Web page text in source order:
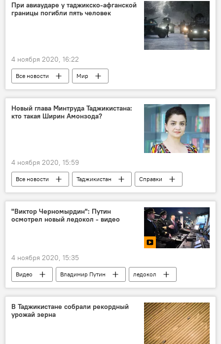
При авиаударе у таджикско-афганской
границы погибли пять человек
4 ноября 2020, 16:22
Все новости
Мир
Происшествия, ЧП, криминал
Афганистан
Афганистан и Таджикистан: новости на границе
Таджикистан
Новый глава Минтруда Таджикистана:
кто такая Ширин Амонзода?
4 ноября 2020, 15:59
Все новости Таджикистан
Справки
Общество
Минтруд Таджикистана
"Виктор Черномырдин": Путин
осмотрел новый ледокол - видео
4 ноября 2020, 15:35
Видео Владимир Путин ледокол
В Таджикистане собрали рекордный
урожай зерна